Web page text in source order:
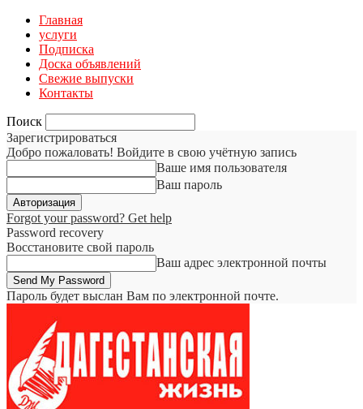
Главная
услуги
Подписка
Доска объявлений
Свежие выпуски
Контакты
Поиск
Зарегистрироваться
Добро пожаловать! Войдите в свою учётную запись
Ваше имя пользователя
Ваш пароль
Forgot your password? Get help
Password recovery
Восстановите свой пароль
Ваш адрес электронной почты
Пароль будет выслан Вам по электронной почте.